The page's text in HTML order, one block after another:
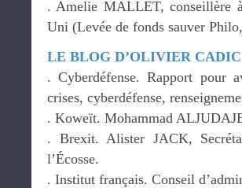
. Amelie MALLET, conseillère
Uni (Levée de fonds sauver
LE BLOG D’OLIVIER CADIC
. Cyberdéfense. Rapport pour
crises, cyberdéfense,
. Koweït. Mohammad
. Brexit. Alister JACK,
l’Écosse.
. Institut français. Conseil